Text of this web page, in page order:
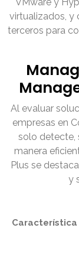
virtualizados, y
terceros para
Al evaluar
empresas en
solo detecte,
manera
Plus se
y
Característica